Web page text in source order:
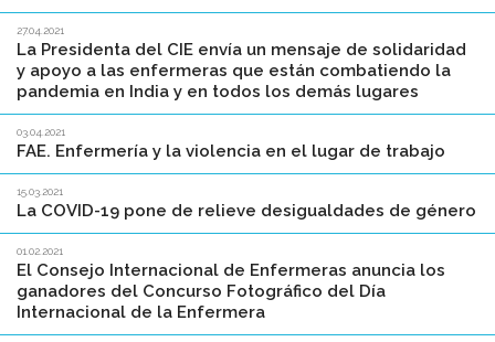
27.04.2021
La Presidenta del CIE envía un mensaje de solidaridad
y apoyo a las enfermeras que están combatiendo la
pandemia en India y en todos los demás lugares
03.04.2021
FAE. Enfermería y la violencia en el lugar de trabajo
15.03.2021
La COVID-19 pone de relieve desigualdades de género
01.02.2021
El Consejo Internacional de Enfermeras anuncia los
ganadores del Concurso Fotográfico del Día
Internacional de la Enfermera